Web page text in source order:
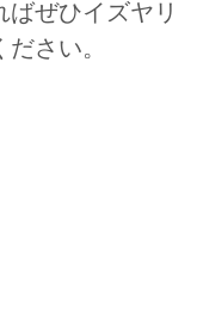
ぜひイズヤリ
さい。